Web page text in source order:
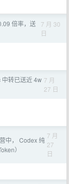
倍率，送
7 月 30
日
转已送近 4w 7 月
27 日
中， Codex 纯
）
7 月
27
日